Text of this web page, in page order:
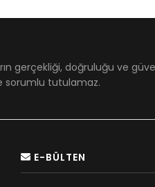
gerçekliği, doğruluğu ve
sorumlu tutulamaz.
E-BÜLTEN